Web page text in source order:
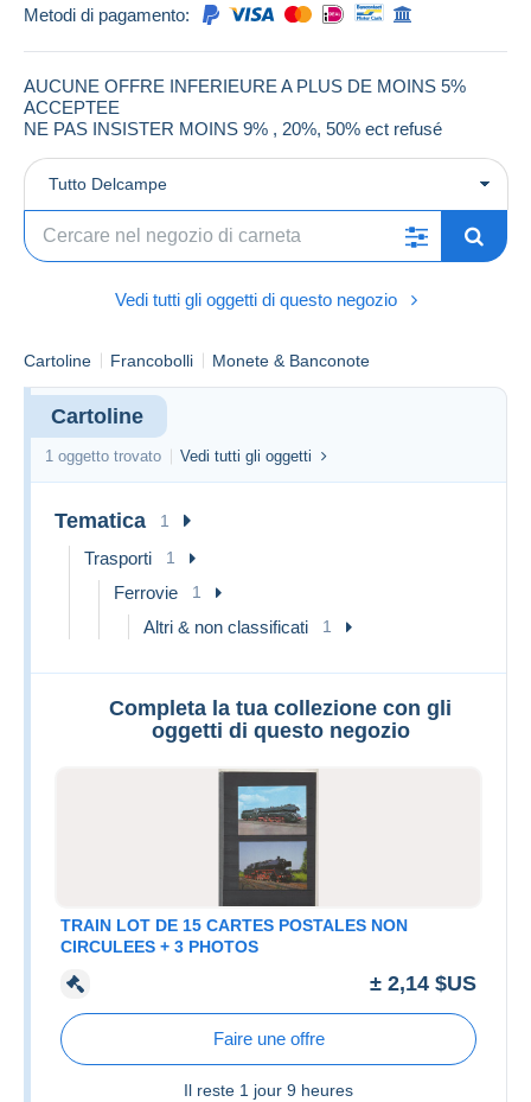
Metodi di pagamento:
AUCUNE OFFRE INFERIEURE A PLUS DE MOINS 5%
ACCEPTEE
NE PAS INSISTER MOINS 9% , 20%, 50% ect refusé
Tutto Delcampe
Vedi tutti gli oggetti di questo negozio
Cartoline Francobolli Monete & Banconote
Cartoline
1 oggetto trovato Vedi tutti gli oggetti
Tematica 1
Trasporti 1
Ferrovie 1
Altri & non classificati 1
Completa la tua collezione con gli
oggetti di questo negozio
TRAIN LOT DE 15 CARTES POSTALES NON
CIRCULEES + 3 PHOTOS
± 2,14 $US
Faire une offre
Il reste 1 jour 9 heures